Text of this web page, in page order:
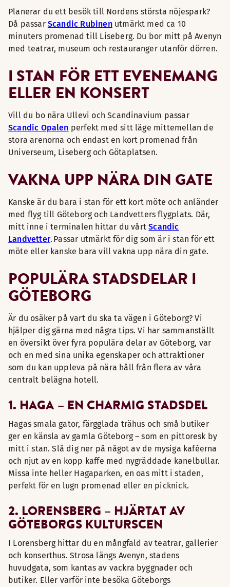
Planerar du ett besök till Nordens största nöjespark?
Då passar Scandic Rubinenutmärkt med ca 10
minuters promenad till Liseberg. Du bor mitt på Avenyn
med teatrar, museum och restauranger utanför dörren.
I STAN FÖR ETT EVENEMANG
ELLER EN KONSERT
Vill du bo nära Ullevi och Scandinavium passar
Scandic Opalen perfekt med sitt läge mittemellan de
stora arenorna och endast en kort promenad från
Universeum, Liseberg och Götaplatsen.
VAKNA UPP NÄRA DIN GATE
Kanske är du bara i stan för ett kort möte och anländer
med flyg till Göteborg och Landvetters flygplats. Där,
mitt inne i terminalen hittar du vårtScandic
Landvetter. Passar utmärkt för dig som är i stan för ett
möte eller kanske bara vill vakna upp nära din gate.
POPULÄRA STADSDELAR I
GÖTEBORG
Är du osäker på vart du ska ta vägen i Göteborg? Vi
hjälper dig gärna med några tips. Vi har sammanställt
en översikt över fyra populära delar av Göteborg, var
och en med sina unika egenskaper och attraktioner
som du kan uppleva på nära håll från flera av våra
centralt belägna hotell.
1. HAGA – EN CHARMIG STADSDEL
Hagas smala gator, färgglada trähus och små butiker
ger en känsla av gamla Göteborg – som en pittoresk by
mitt i stan. Slå dig ner på något av de mysiga kaféerna
och njut av en kopp kaffe med nygräddade kanelbullar.
Missa inte heller Hagaparken, en oas mitt i staden,
perfekt för en lugn promenad eller en picknick.
2. LORENSBERG – HJÄRTAT AV
GÖTEBORGS KULTURSCEN
I Lorensberg hittar du en mångfald av teatrar, gallerier
och konserthus. Strosa längs Avenyn, stadens
huvudgata, som kantas av vackra byggnader och
butiker. Eller varför inte besöka Göteborgs